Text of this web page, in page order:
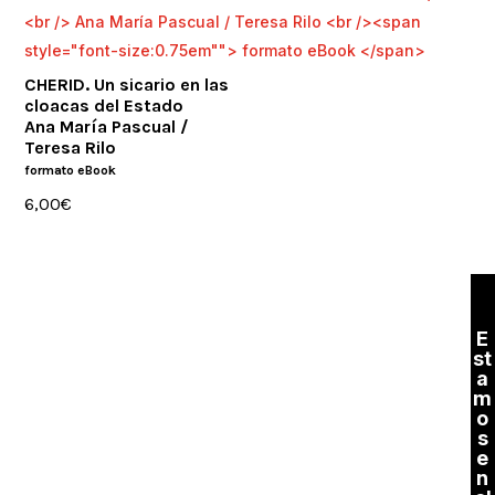
CHERID. Un sicario en las
cloacas del Estado
Ana María Pascual /
Teresa Rilo
formato eBook
6,00€
E
st
a
m
o
s
e
n